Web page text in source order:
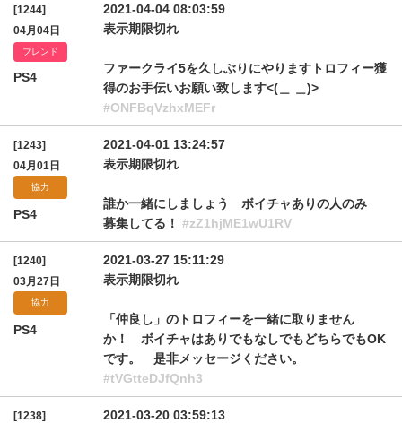
[1244]
04月04日
フレンド
PS4
2021-04-04 08:03:59
表示期限切れ
ファークライ5を久しぶりにやりますトロフィー獲
得のお手伝いお願い致します<(＿ ＿)>
#ONFBqVzhxMEFr
[1243]
04月01日
協力
PS4
2021-04-01 13:24:57
表示期限切れ
誰か一緒にしましょう ボイチャありの人のみ
募集してる！ #zZ1hjME1wU1RV
[1240]
03月27日
協力
PS4
2021-03-27 15:11:29
表示期限切れ
「仲良し」のトロフィーを一緒に取りません
か！ ボイチャはありでもなしでもどちらでもOK
です。 是非メッセージください。
#tVGtteDJfQnh3
[1238]
2021-03-20 03:59:13